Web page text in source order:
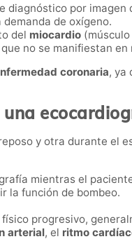
diagnóstico por
de oxígeno.
del miocardio
no se manifiestan en
coronaria, ya
una
y otra durante el
mientras el
la función de bombeo.
progresivo,
arterial, el ritmo